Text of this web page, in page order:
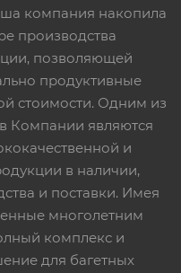
компания накопила
производства
позволяющей
продуктивные
стоимости. Одним из
Компании являются
и
в наличии,
и поставки. Имея
многолетним
комплекс и
для багетных